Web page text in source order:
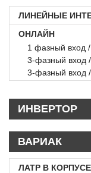
ПИТАНИЕ
ЛИНЕЙНЫЕ
ОНЛАЙН
1 фазный вход
3-фазный вход
3-фазный вход
ИНВЕРТОР
ВАРИАК
ЛАТР В КОРПУСЕ